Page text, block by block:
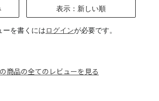
表示：新しい順
を書くにはログインが必要です。
商品の全てのレビューを見る